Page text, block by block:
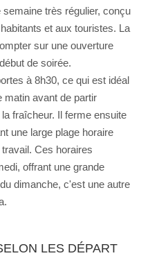
très régulier, conçu
et aux touristes. La
sur une ouverture
de soirée.
à 8h30, ce qui est idéal
matin avant de partir
fraîcheur. Il ferme ensuite
une large plage horaire
Ces horaires
offrant une grande
dimanche, c'est une autre
LES DÉPART